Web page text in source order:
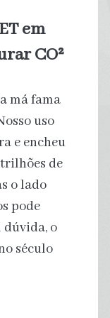
em
CO²
má fama
uso
e encheu
de
o lado
pode
dúvida, o
século